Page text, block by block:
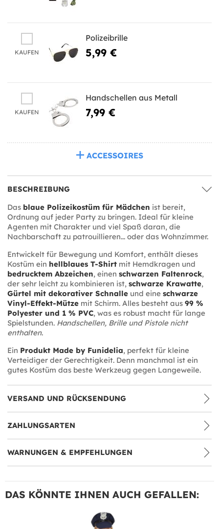
KAUFEN
Polizeibrille
5,99 €
KAUFEN
Handschellen aus Metall
7,99 €
ACCESSOIRES
BESCHREIBUNG
Das blaue Polizeikostüm für Mädchen ist bereit,
Ordnung auf jeder Party zu bringen. Ideal für kleine
Agenten mit Charakter und viel Spaß daran, die
Nachbarschaft zu patrouillieren... oder das Wohnzimmer.
Entwickelt für Bewegung und Komfort, enthält dieses
Kostüm ein hellblaues T-Shirt mit Hemdkragen und
bedrucktem Abzeichen, einen schwarzen Faltenrock,
der sehr leicht zu kombinieren ist, schwarze Krawatte,
Gürtel mit dekorativer Schnalle und eine schwarze
Vinyl-Effekt-Mütze mit Schirm. Alles besteht aus 99 %
Polyester und 1 % PVC, was es robust macht für lange
Spielstunden. Handschellen, Brille und Pistole nicht
enthalten.
Ein Produkt Made by Funidelia, perfekt für kleine
Verteidiger der Gerechtigkeit. Denn manchmal ist ein
gutes Kostüm das beste Werkzeug gegen Langeweile.
VERSAND UND RÜCKSENDUNG
ZAHLUNGSARTEN
WARNUNGEN & EMPFEHLUNGEN
DAS KÖNNTE IHNEN AUCH GEFALLEN: